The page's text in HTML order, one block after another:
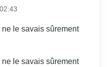
le savais sûrement
le savais sûrement